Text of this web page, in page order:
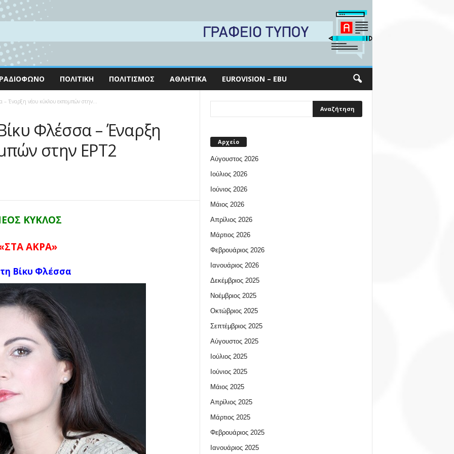
ΠΟΛΙΤΙΚΉ ΠΟΛΙΤΙΣΜΌΣ ΑΘΛΗΤΙΚΆ EUROVISION – EBU
– Έναρξη νέου κύκλου εκπομπών στην...
Φλέσσα – Έναρξη
στην ΕΡΤ2
ΚΥΚΛΟΣ
ΑΚΡΑ»
Βίκυ Φλέσσα
Αρχείο
Αύγουστος 2026
Ιούλιος 2026
Ιούνιος 2026
Μάιος 2026
Απρίλιος 2026
Μάρτιος 2026
Φεβρουάριος 2026
Ιανουάριος 2026
Δεκέμβριος 2025
Νοέμβριος 2025
Οκτώβριος 2025
Σεπτέμβριος 2025
Αύγουστος 2025
Ιούλιος 2025
Ιούνιος 2025
Μάιος 2025
Απρίλιος 2025
Μάρτιος 2025
Φεβρουάριος 2025
Ιανουάριος 2025